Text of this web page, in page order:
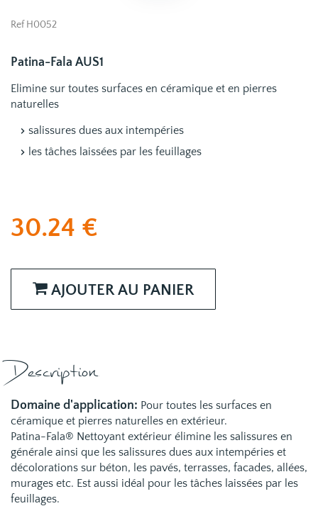
Ref H0052
Patina-Fala AUS1
Elimine sur toutes surfaces en céramique et en pierres
naturelles
salissures dues aux intempéries
les tâches laissées par les feuillages
30.24 €
AJOUTER AU PANIER
Description
Domaine d'application: Pour toutes les surfaces en
céramique et pierres naturelles en extérieur.
Patina-Fala® Nettoyant extérieur élimine les salissures en
générale ainsi que les salissures dues aux intempéries et
décolorations sur béton, les pavés, terrasses, facades, allées,
murages etc. Est aussi idéal pour les tâches laissées par les
feuillages.